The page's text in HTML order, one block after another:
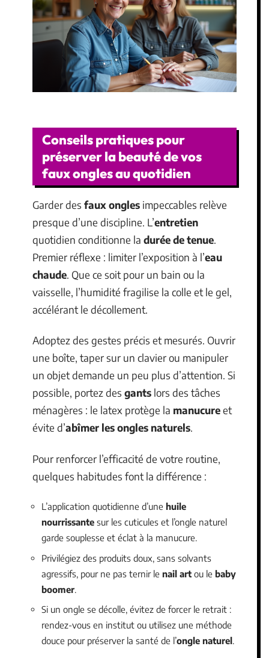
Conseils pratiques pour
préserver la beauté de vos
faux ongles au quotidien
Garder des faux ongles impeccables relève
presque d’une discipline. L’entretien
quotidien conditionne la durée de tenue.
Premier réflexe : limiter l’exposition à l’eau
chaude. Que ce soit pour un bain ou la
vaisselle, l’humidité fragilise la colle et le gel,
accélérant le décollement.
Adoptez des gestes précis et mesurés. Ouvrir
une boîte, taper sur un clavier ou manipuler
un objet demande un peu plus d’attention. Si
possible, portez des gants lors des tâches
ménagères : le latex protège la manucureet
évite d’abîmer les ongles naturels.
Pour renforcer l’efficacité de votre routine,
quelques habitudes font la différence :
L’application quotidienne d’une huile
nourrissante sur les cuticules et l’ongle naturel
garde souplesse et éclat à la manucure.
Privilégiez des produits doux, sans solvants
agressifs, pour ne pas ternir le nail art ou le baby
boomer.
Si un ongle se décolle, évitez de forcer le retrait :
rendez-vous en institut ou utilisez une méthode
douce pour préserver la santé de l’ongle naturel.